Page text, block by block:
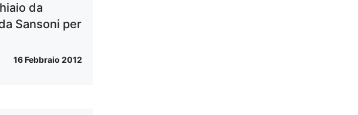
da
Sansoni per
16 Febbraio 2012